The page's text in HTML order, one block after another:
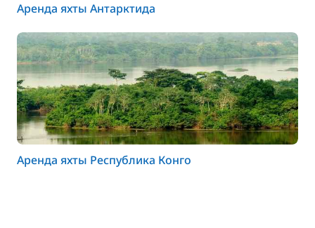
Аренда яхты Антарктида
Аренда яхты Республика Конго